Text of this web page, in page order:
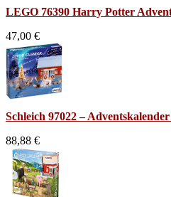
LEGO 76390 Harry Potter
47,00 €
Schleich 97022 –
88,88 €